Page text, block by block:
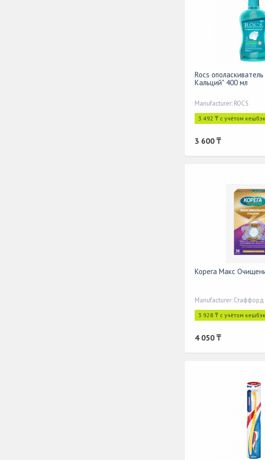
Rocs
Кальций" 400 мл
Manufacturer: ROCS
3 492 ₸ с учётом
3 600 ₸
Корега Макс
3 928 ₸ с учётом
4 050 ₸